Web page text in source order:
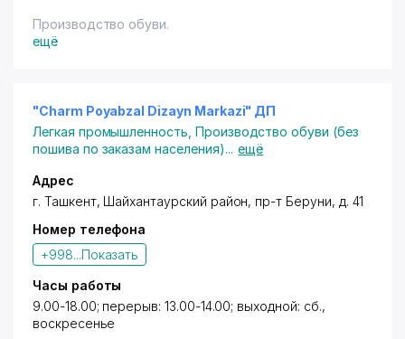
Производство обуви.
ещё
"Charm Poyabzal Dizayn Markazi" ДП
Легкая промышленность Производство обуви (без
пошива по заказам населения)... ещё
Адрес
г. Ташкент, Шайхантаурский район, пр-т Беруни, д. 41
Номер телефона
+998...Показать
Часы работы
9.00-18.00; перерыв: 13.00-14.00; выходной: сб.,
воскресенье